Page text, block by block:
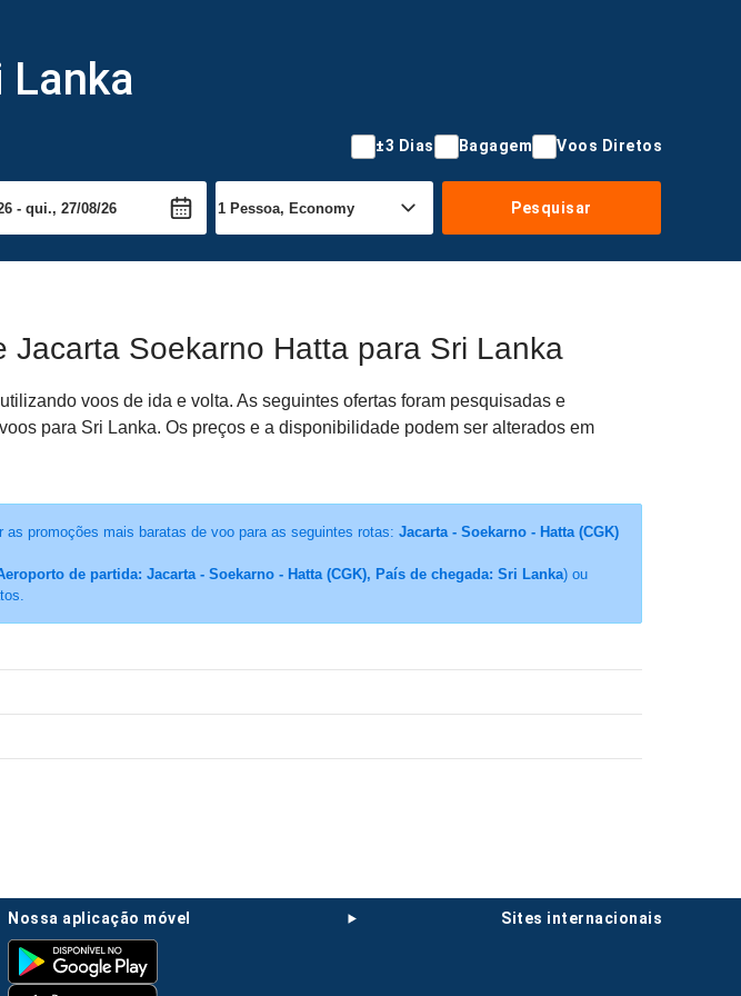
±3 Dias Bagagem Voos Diretos
Pesquisar
Soekarno Hatta para Sri Lanka
voos de ida e volta. As seguintes ofertas foram pesquisadas e
para Sri Lanka. Os preços e a disponibilidade podem ser alterados em
as promoções mais baratas de voo para as seguintes rotas: Jacarta - Soekarno - Hatta (CGK)
de partida: Jacarta - Soekarno - Hatta (CGK), País de chegada: Sri Lanka) ou
sites internacionais
nossa aplicação móvel